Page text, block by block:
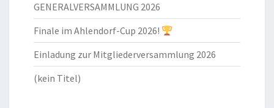
GENERALVERSAMMLUNG 2026
Finale im Ahlendorf-Cup 2026!
Einladung zur Mitgliederversammlung 2026
(kein Titel)